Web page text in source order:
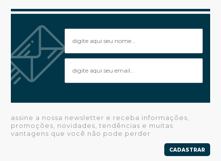
assine a nossa newsletter e receba informações,
promoções, novidades, tendências e muitas
vantagens que você não pode perder
CADASTRAR